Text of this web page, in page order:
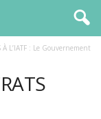
L’IATF : Le Gouvernement